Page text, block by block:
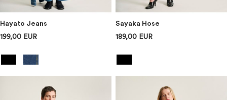
Hayato Jeans
199,00 EUR
Sayaka Hose
189,00 EUR